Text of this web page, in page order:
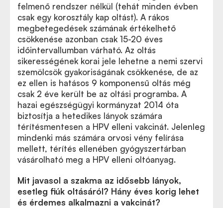
felmenő rendszer nélkül (tehát minden évben
csak egy korosztály kap oltást). A rákos
megbetegedések számának értékelhető
csökkenése azonban csak 15-20 éves
időintervallumban várható. Az oltás
sikerességének korai jele lehetne a nemi szervi
szemölcsök gyakoriságának csökkenése, de az
ez ellen is hatásos 9 komponensű oltás még
csak 2 éve került be az oltási programba. A
hazai egészségügyi kormányzat 2014 óta
biztosítja a hetedikes lányok számára
térítésmentesen a HPV elleni vakcinát. Jelenleg
mindenki más számára orvosi vény felírása
mellett, térítés ellenében gyógyszertárban
vásárolható meg a HPV elleni oltóanyag.
Mit javasol a szakma az idősebb lányok,
esetleg fiúk oltásáról? Hány éves korig lehet
és érdemes alkalmazni a vakcinát?